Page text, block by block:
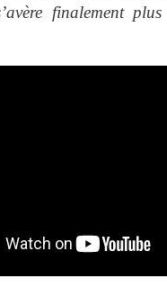
finalement